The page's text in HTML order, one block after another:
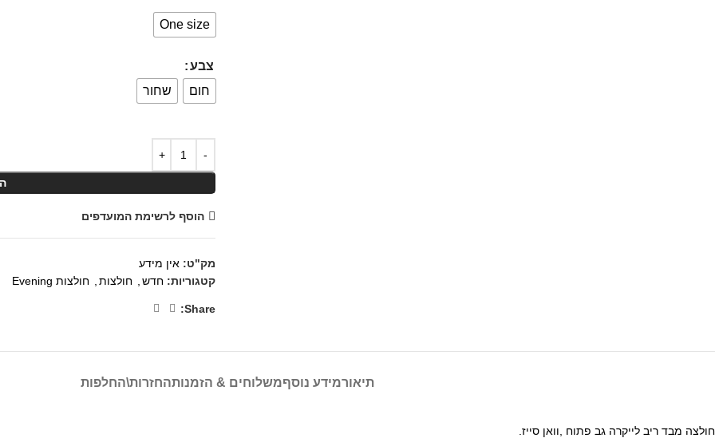
One size
צבע
חום
שחור
הוסף לרשימת המועדפים
מק"ט: אין מידע
קטגוריות: חדש חולצות חולצות Evening
Share:
תיאורמידע נוסףמשלוחים & הזמנותהחזרות\החלפות
חולצה מבד ריב לייקרה גב פתוח ,וואן סייז.